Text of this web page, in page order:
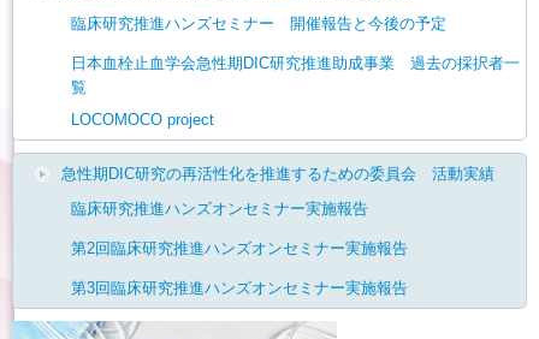
臨床研究推進ハンズセミナー 開催報告と今後の予定
日本血栓止血学会急性期DIC研究推進助成事業 過去の採択者一
覧
LOCOMOCO project
急性期DIC研究の再活性化を推進するための委員会 活動実績
臨床研究推進ハンズオンセミナー実施報告
第2回臨床研究推進ハンズオンセミナー実施報告
第3回臨床研究推進ハンズオンセミナー実施報告